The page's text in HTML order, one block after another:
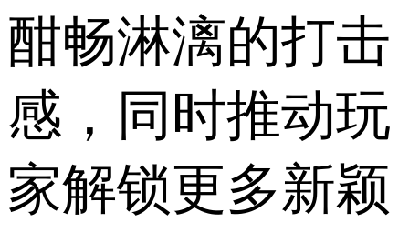
酣畅淋漓的打击
感，同时推动玩
家解锁更多新颖